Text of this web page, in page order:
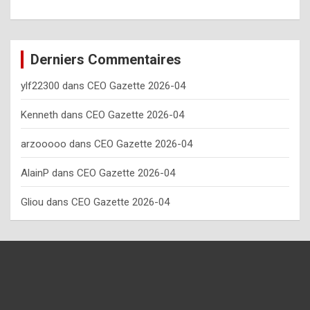
o
w
o
t
e
n
y
o
u
s
h
Derniers Commentaires
ylf22300 dans CEO Gazette 2026-04
Kenneth dans CEO Gazette 2026-04
arzooooo dans CEO Gazette 2026-04
AlainP dans CEO Gazette 2026-04
Gliou dans CEO Gazette 2026-04